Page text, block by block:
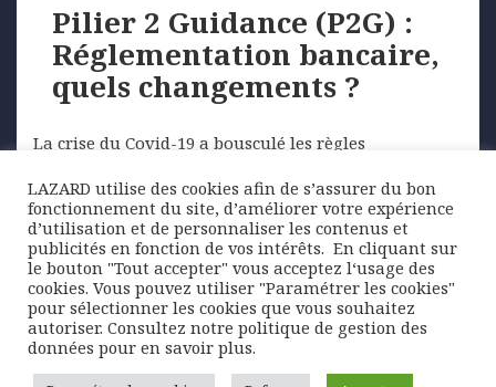
Pilier 2 Guidance (P2G) :
Réglementation bancaire,
quels changements ?
La crise du Covid-19 a bousculé les règles
temporaire de certaines exigences de fonds propres,
…
Posted
on
17 septembre 2021 Author
Lazard Freres Gestion
Categories
Marchés
Tags
banques ,capitaux propres bancaires,
investisseurs,P2G,Pilier 2 Guidance,Réglementation
bancaire
LAZARD utilise des cookies afin de s’assurer du bon
fonctionnement du site, d’améliorer votre expérience
d’utilisation et de personnaliser les contenus et
publicités en fonction de vos intérêts. ​ En cliquant sur
le bouton "Tout accepter" vous acceptez l‘usage des
cookies. Vous pouvez utiliser "Paramétrer les cookies"
pour sélectionner les cookies que vous souhaitez
autoriser. Consultez notre politique de gestion des
données pour en savoir plus.